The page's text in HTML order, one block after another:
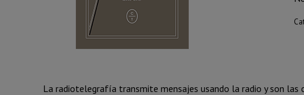
La radiotelegrafía transmite mensajes usando la radio y son